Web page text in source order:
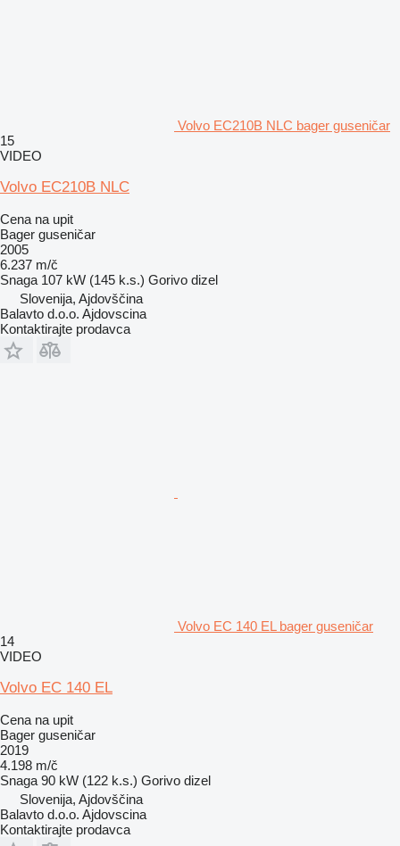
Volvo EC210B NLC bager guseničar
15
VIDEO
Volvo EC210B NLC
Cena na upit
Bager guseničar
2005
6.237 m/č
Snaga 107 kW (145 k.s.) Gorivo dizel
Slovenija, Ajdovščina
Balavto d.o.o. Ajdovscina
Kontaktirajte prodavca
Volvo EC 140 EL bager guseničar
14
VIDEO
Volvo EC 140 EL
Cena na upit
Bager guseničar
2019
4.198 m/č
Snaga 90 kW (122 k.s.) Gorivo dizel
Slovenija, Ajdovščina
Balavto d.o.o. Ajdovscina
Kontaktirajte prodavca